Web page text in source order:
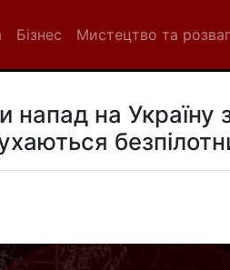
Бізнес Мистецтво та
напад на Україну